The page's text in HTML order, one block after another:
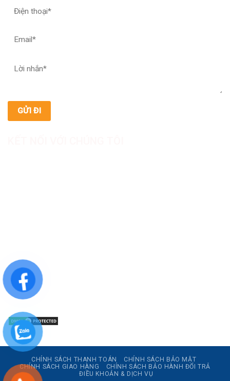
Website: https://asialab.com.vn/
Email: giacongasialab@gmail.com
CHÍNH SÁCH THANH TOÁN
CHÍNH SÁCH BẢO MẬT
CHÍNH SÁCH GIAO HÀNG
CHÍNH SÁCH BẢO HÀNH ĐỔI TRẢ
ĐIỀU KHOẢN & DỊCH VỤ